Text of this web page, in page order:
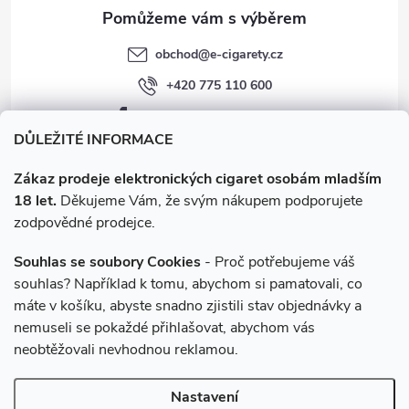
DŮLEŽITÉ INFORMACE
Zákaz prodeje elektronických cigaret osobám mladším
18 let. Děkujeme Vám, že svým nákupem podporujete
zodpovědné prodejce.
Souhlas se soubory Cookies - Proč potřebujeme váš
souhlas? Například k tomu, abychom si pamatovali, co
máte v košíku, abyste snadno zjistili stav objednávky a
nemuseli se pokaždé přihlašovat, abychom vás
neobtěžovali nevhodnou reklamou.
Nastavení
obchod@e-cigarety.cz
+420 775 110 600
facebook.com/e-cigarety.cz
Instagram
e-cigarety.cz. Všechna práva vyhrazena.